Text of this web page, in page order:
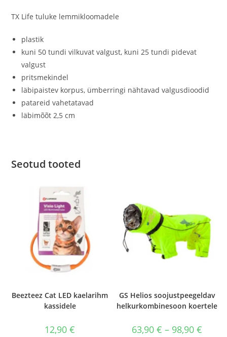
TX Life tuluke lemmikloomadele
plastik
kuni 50 tundi vilkuvat valgust, kuni 25 tundi pidevat
valgust
pritsmekindel
läbipaistev korpus, ümberringi nähtavad valgusdioodid
patareid vahetatavad
läbimõõt 2,5 cm
Seotud tooted
Beezteez Cat LED kaelarihm
kassidele
12,90€
GS Helios soojustpeegeldav
helkurkombinesoon koertele
63,90€ – 98,90€